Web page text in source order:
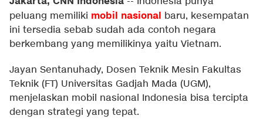
peluang memiliki mobil nasional baru, kesempatan
ini tersedia sebab sudah ada contoh negara
berkembang yang memilikinya yaitu Vietnam.
Jayan Sentanuhady, Dosen Teknik Mesin Fakultas
Teknik (FT) Universitas Gadjah Mada (UGM),
menjelaskan mobil nasional Indonesia bisa tercipta
dengan strategi yang tepat.